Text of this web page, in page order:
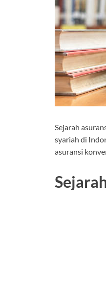
Sejarah
syariah di
asuransi